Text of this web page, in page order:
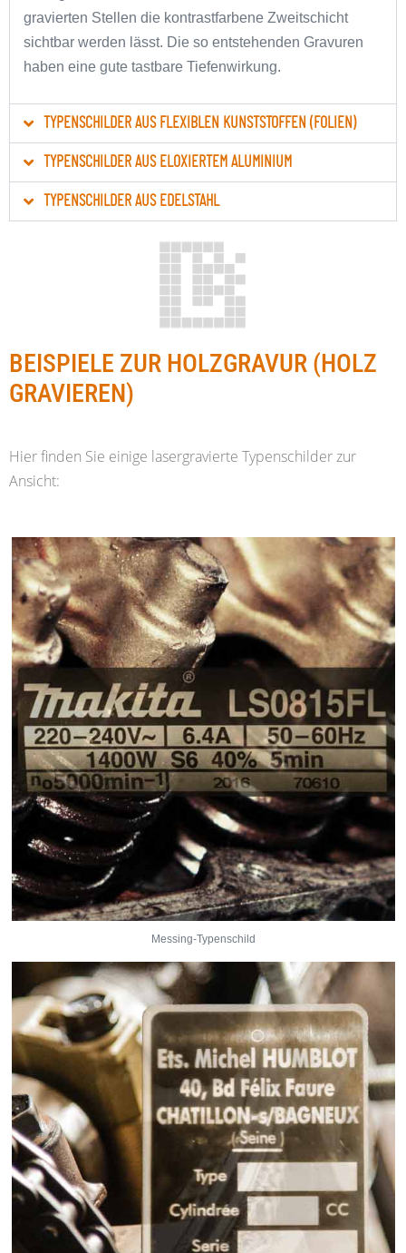
gravierten Stellen die kontrastfarbene Zweitschicht
sichtbar werden lässt. Die so entstehenden Gravuren
haben eine gute tastbare Tiefenwirkung.
TYPENSCHILDER AUS FLEXIBLEN KUNSTSTOFFEN (FOLIEN)
TYPENSCHILDER AUS ELOXIERTEM ALUMINIUM
TYPENSCHILDER AUS EDELSTAHL
BEISPIELE ZUR HOLZGRAVUR (HOLZ
GRAVIEREN)
Hier finden Sie einige lasergravierte Typenschilder zur
Ansicht:
Messing-Typenschild